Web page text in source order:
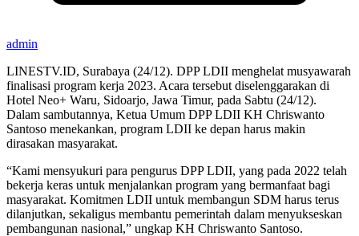
admin
LINESTV.ID, Surabaya (24/12). DPP LDII menghelat musyawarah
finalisasi program kerja 2023. Acara tersebut diselenggarakan di
Hotel Neo+ Waru, Sidoarjo, Jawa Timur, pada Sabtu (24/12).
Dalam sambutannya, Ketua Umum DPP LDII KH Chriswanto
Santoso menekankan, program LDII ke depan harus makin
dirasakan masyarakat.
“Kami mensyukuri para pengurus DPP LDII, yang pada 2022 telah
bekerja keras untuk menjalankan program yang bermanfaat bagi
masyarakat. Komitmen LDII untuk membangun SDM harus terus
dilanjutkan, sekaligus membantu pemerintah dalam menyukseskan
pembangunan nasional,” ungkap KH Chriswanto Santoso.